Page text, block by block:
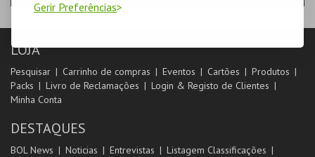
Gerir Preferências
LOJA
Pesquisar Carrinho de compras Eventos Cartões
Produtos
Packs
Livro de Reclamações
Login & Registo de Clientes
Minha Conta
DESTAQUES
BOL News Noticias Entrevistas
Listagem Classificações